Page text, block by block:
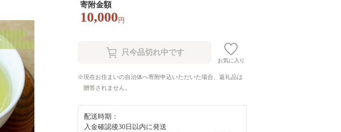
寄附金額
10,000 円
お気に入り
現在お住まいの自治体へ寄附申込いただいた場合、返礼品は
贈答されません。
配送時期：
入金確認後30日以内に発送